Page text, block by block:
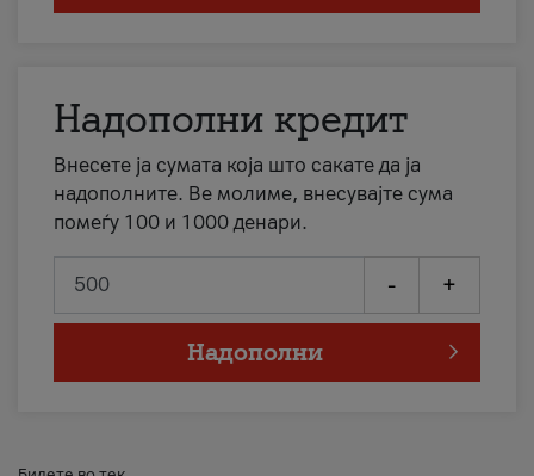
Надополни кредит
Внесете ја сумата која што сакате да ја
надополните. Ве молиме, внесувајте сума
помеѓу 100 и 1000 денари.
- +
Надополни